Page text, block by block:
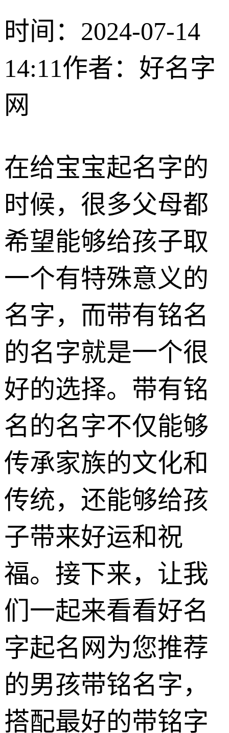
时间：2024-07-14
14:11作者：好名字
网
在给宝宝起名字的
时候，很多父母都
希望能够给孩子取
一个有特殊意义的
名字，而带有铭名
的名字就是一个很
好的选择。带有铭
名的名字不仅能够
传承家族的文化和
传统，还能够给孩
子带来好运和祝
福。接下来，让我
们一起来看看好名
字起名网为您推荐
的男孩带铭名字，
搭配最好的带铭字